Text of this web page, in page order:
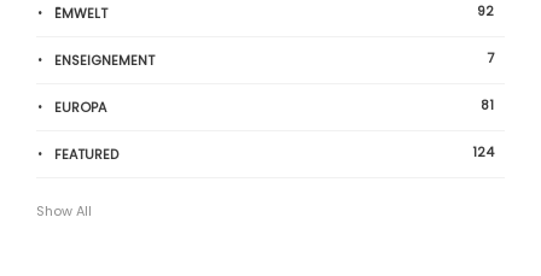
ËMWELT 92
ENSEIGNEMENT 7
EUROPA 81
FEATURED 124
Show All